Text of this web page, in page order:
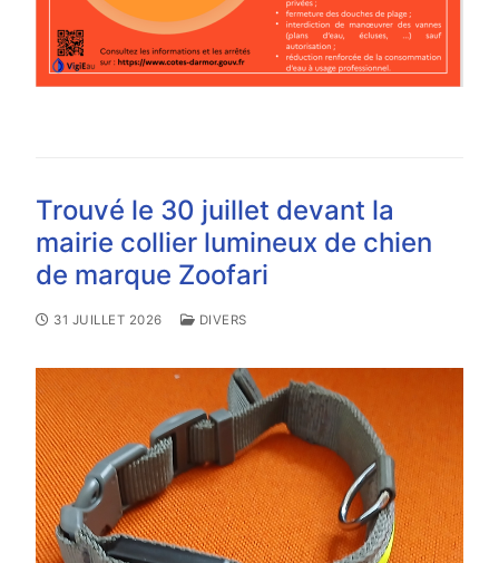
Trouvé le 30 juillet devant la
mairie collier lumineux de chien
de marque Zoofari
31 JUILLET 2026 DIVERS